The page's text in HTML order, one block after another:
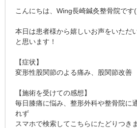
こんにちは、Wing長崎鍼灸整骨院です
本日は患者様から嬉しいお声をいただ
と思います！
【症状】
変形性股関節のよる痛み、股関節改善
【施術を受けての感想】
毎日膝痛に悩み、整形外科や整骨院に
れず
スマホで検索してこちらにたどりつき